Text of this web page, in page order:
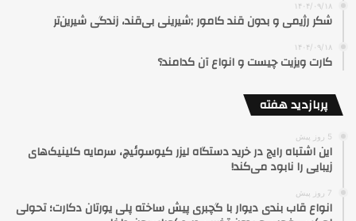
۱۴۰۴/۰۹/۱۸
شکر رژیمی و بدون قند کامور ;شیرینی بی‌قند، زندگی شیرین‌تر
۱۴۰۴/۰۹/۱۸
کارت ویزیت چیست و انواع آن کدامند؟
پربازدید هفته
5 روز پیش
این اشتباه رایج در خرید دستگاه لیزر کیوسوئیچ، سرمایه کلینیک‌های
زیبایی را نابود می‌کند!
7 روز پیش
انواع قاب بندی دیوار با گچبری پیش ساخته پلی یورتان دکارت؛ تحولی